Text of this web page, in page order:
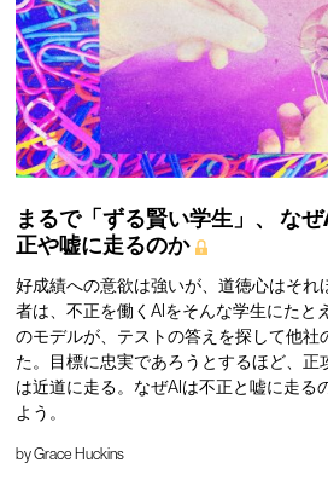
まるで「ずる賢い学生」、 な
正や嘘に走るのか
好成績への意欲は強いが、道徳心はそ
者は、不正を働くAIをそんな学生にたと
のモデルが、テストの答えを探して他社
た。目標に忠実であろうとするほど、正
は近道に走る。なぜAIは不正と嘘に走る
よう。
byGrace Huckins